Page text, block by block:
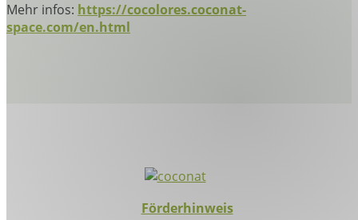
Mehr infos: https://cocolores.coconat-
space.com/en.html
Förderhinweis